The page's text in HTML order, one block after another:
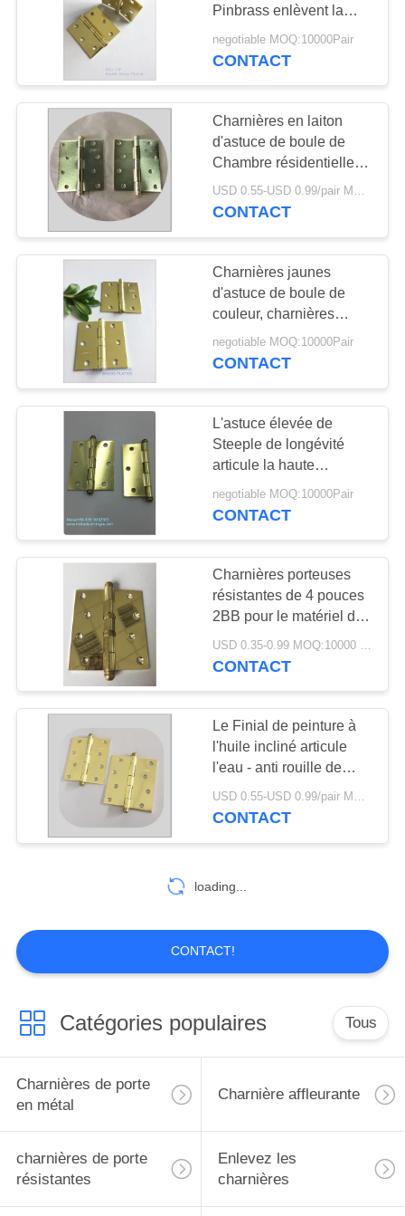
PRIVACY
POLICY
Pinbrass enlèvent la
surface douce plaquée
par laiton lumineux
negotiable MOQ:10000Pair
CONTACT
Charnières en laiton
d'astuce de boule de
Chambre résidentielle,
charnière de coin de
coupe de tarte pour les
USD 0.55-USD 0.99/pair MOQ:10000Pair
CONTACT
Charnières jaunes
d'astuce de boule de
couleur, charnières
affleurantes résistantes
de bâti fortement polies
negotiable MOQ:10000Pair
CONTACT
L'astuce élevée de
Steeple de longévité
articule la haute
précision d'application
d'accessoires larges de
negotiable MOQ:10000Pair
CONTACT
Charnières porteuses
résistantes de 4 pouces
2BB pour le matériel de
bâtiment de porte et de
fenêtre
USD 0.35-0.99 MOQ:10000 PAIRES
CONTACT
Le Finial de peinture à
l'huile incliné articule
l'eau - anti rouille de
preuve anticorrosion
USD 0.55-USD 0.99/pair MOQ:10000Pair
CONTACT
loading...
CONTACT!
Catégories populaires Tous
Charnières de porte
en métal
Charnière affleurante
charnières de porte
résistantes
Enlevez les
charnières